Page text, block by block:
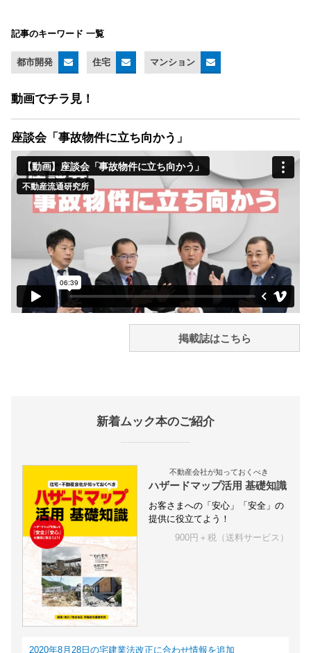
記事のキーワード 一覧
都市開発 住宅 マンション
動画でチラ見！
座談会「事故物件に立ち向かう」
掲載誌はこちら
新着ムック本のご紹介
不動産会社が知っておくべき
ハザードマップ活用 基礎知識
お客さまへの「安心」「安全」の
提供に役立てよう！
900円＋税（送料サービス）
2020年8月28日の宅建業法改正に合わせ情報を追加